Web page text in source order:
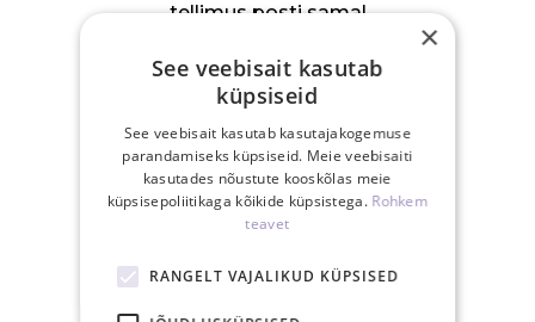
tellimus posti samal
30-päevane
tagastusõigus
×
See veebisait kasutab
küpsiseid
See veebisait kasutab kasutajakogemuse
parandamiseks küpsiseid. Meie veebisaiti
kasutades nõustute kooskõlas meie
küpsisepoliitikaga kõikide küpsistega. Rohkem
teavet
RANGELT VAJALIKUD KÜPSISED